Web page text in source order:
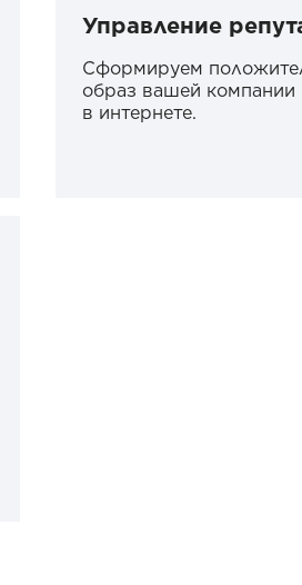
Управление
Сформируем
образ вашей компании
в интернете.